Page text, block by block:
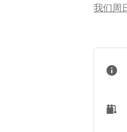
我们周